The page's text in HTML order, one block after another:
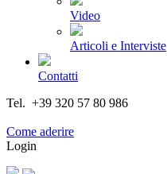
Video
Articoli e Interviste
Contatti
Tel. +39 320 57 80 986
Come aderire
Login